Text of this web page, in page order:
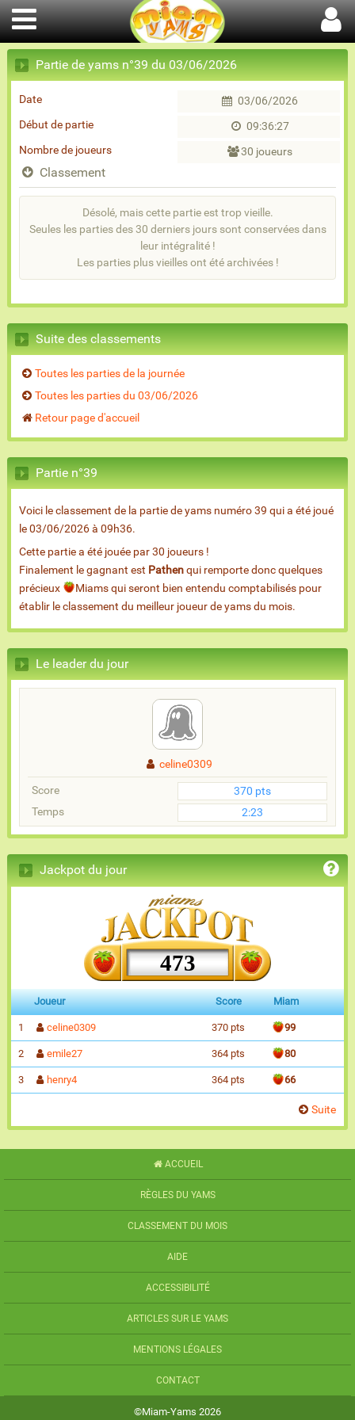
Partie de yams n°39 du 03/06/2026
Date
03/06/2026
Début de partie
09:36:27
Nombre de joueurs
30 joueurs
Classement
Désolé, mais cette partie est trop vieille.
Seules les parties des 30 derniers jours sont conservées dans
leur intégralité !
Les parties plus vieilles ont été archivées !
Suite des classements
Toutes les parties de la journée
Toutes les parties du 03/06/2026
Retour page d'accueil
Partie n°39
Voici le classement de la partie de yams numéro 39 qui a été joué
le 03/06/2026 à 09h36.
Cette partie a été jouée par 30 joueurs !
Finalement le gagnant est Pathenqui remporte donc quelques
précieux
Miams qui seront bien entendu comptabilisés pour
établir le classement du meilleur joueur de yams du mois.
Le leader du jour
celine0309
Score
370 pts
Temps
2:23
Jackpot du jour
473
Joueur Score Miam
1 celine0309 370 pts 99
2 emile27 364 pts 80
3 henry4 364 pts 66
Suite
ACCUEIL
RÈGLES DU YAMS
CLASSEMENT DU MOIS
AIDE
ACCESSIBILITÉ
ARTICLES SUR LE YAMS
MENTIONS LÉGALES
CONTACT
©Miam-Yams 2026